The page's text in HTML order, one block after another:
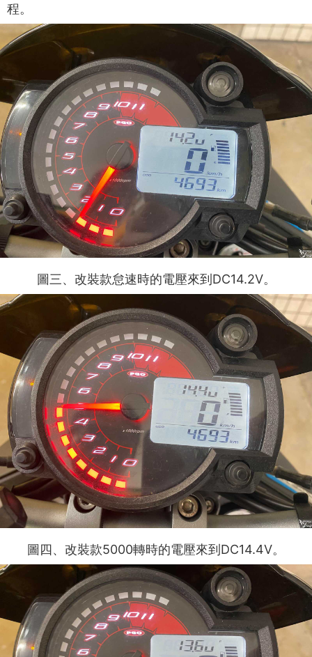
程。
圖三、 改裝款怠速時的電壓來到 DC14.2V。
圖四、 改裝款5000轉時的電壓來到 DC14.4V。